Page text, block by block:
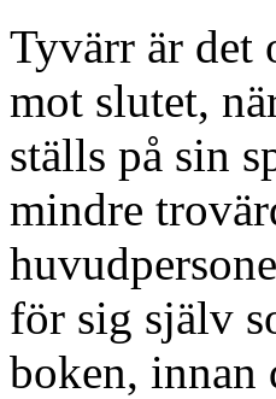
Tyvärr är det
mot slutet,
ställs på sin
mindre
för sig själv
boken, innan